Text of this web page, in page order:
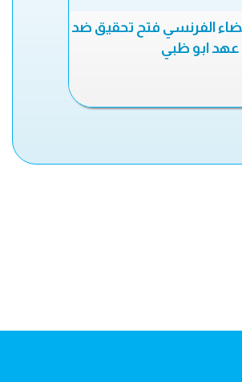
الفرنسي فتح تحقيق ضد
عهد ابو ظبي